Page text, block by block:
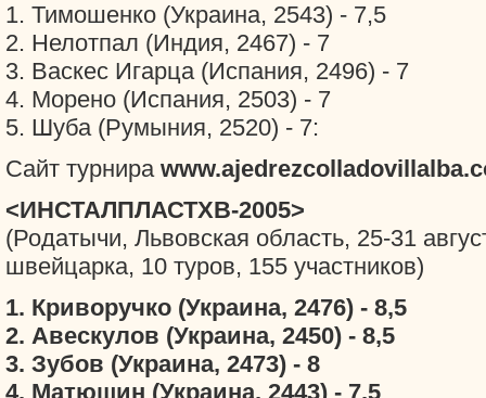
1. Тимошенко (Украина, 2543) - 7,5
2. Нелотпал (Индия, 2467) - 7
3. Васкес Игарца (Испания, 2496) - 7
4. Морено (Испания, 2503) - 7
5. Шуба (Румыния, 2520) - 7:
Сайт турнира
<ИНСТАЛПЛАСТХВ-2005>
(Родатычи, Львовская область, 25-31
швейцарка, 10 туров, 155 участников)
1. Криворучко (Украина, 2476) - 8,5
2. Авескулов (Украина, 2450) - 8,5
3. Зубов (Украина, 2473) - 8
4. Матюшин (Украина, 2443) - 7,5